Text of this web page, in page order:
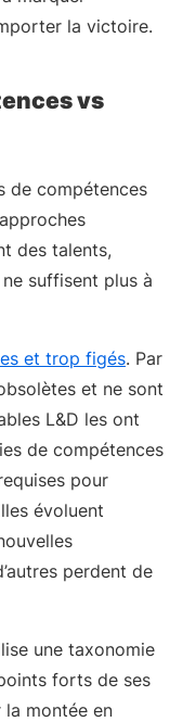
la victoire.
vs
de compétences
des talents,
suffisent plus à
et trop figés. Par
et ne sont
L&D les ont
de compétences
pour
évoluent
perdent de
une taxonomie
forts de ses
montée en